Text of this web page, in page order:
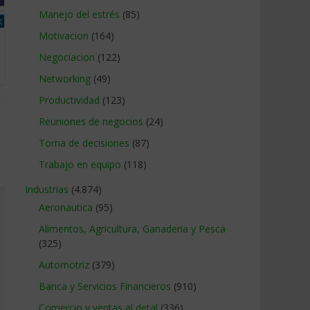
Manejo del estrés (85)
Motivacion (164)
Negociacion (122)
Networking (49)
Productividad (123)
Reuniones de negocios (24)
Toma de decisiones (87)
Trabajo en equipo (118)
Industrias (4.874)
Aeronautica (95)
Alimentos, Agricultura, Ganaderia y Pesca
(325)
Automotriz (379)
Banca y Servicios Financieros (910)